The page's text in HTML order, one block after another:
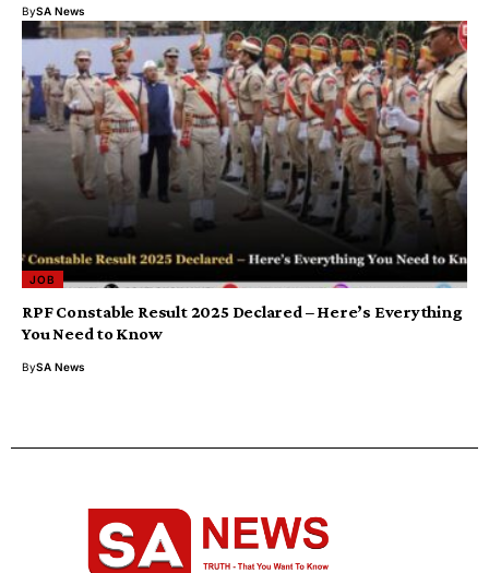
BySA News
JOB
RPF Constable Result 2025 Declared – Here’s Everything
You Need to Know
BySA News